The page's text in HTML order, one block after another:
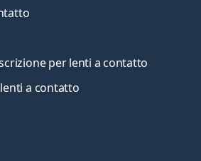
per lenti a contatto
a contatto